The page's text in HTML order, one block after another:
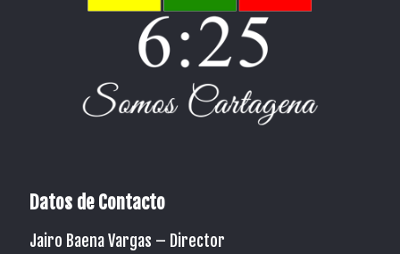
Datos de Contacto
Jairo Baena Vargas – Director